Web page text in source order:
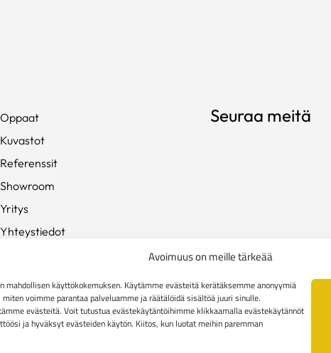
Avoimuus on meille tärkeää
käyttökokemuksen. Käytämme evästeitä kerätäksemme anonyymiä
voimme parantaa palveluamme ja räätälöidä sisältöä juuri sinulle.
evästeitä. Voit tutustua evästekäytäntöihimme klikkaamalla evästekäytännöt
ja hyväksyt evästeiden käytön. Kiitos, kun luotat meihin paremman
Oppaat
Kuvastot
Referenssit
Showroom
Yritys
Yhteystiedot
Mediapankki
Seuraa meitä